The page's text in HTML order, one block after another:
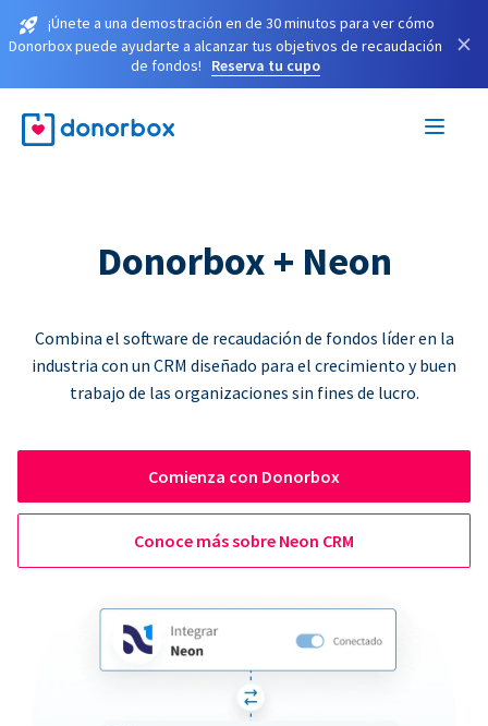
¡Únete a una demostración en de 30 minutos para ver cómo
Donorbox puede ayudarte a alcanzar tus objetivos de recaudación
de fondos!
Reserva tu cupo
×
Donorbox + Neon
Combina el software de recaudación de fondos líder en la
industria con un CRM diseñado para el crecimiento y buen
trabajo de las organizaciones sin fines de lucro.
Comienza con Donorbox
Conoce más sobre Neon CRM